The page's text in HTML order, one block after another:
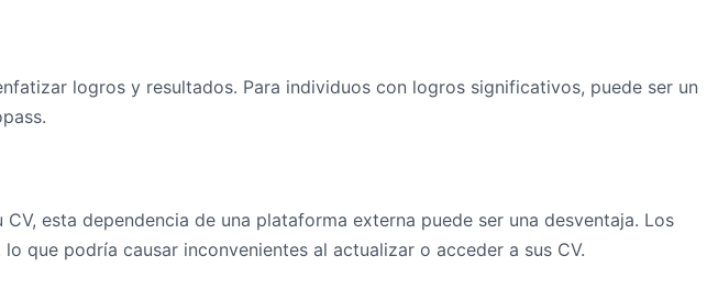
logros y resultados. Para individuos con logros significativos, puede ser un
esta dependencia de una plataforma externa puede ser una desventaja. Los
que podría causar inconvenientes al actualizar o acceder a sus CV.